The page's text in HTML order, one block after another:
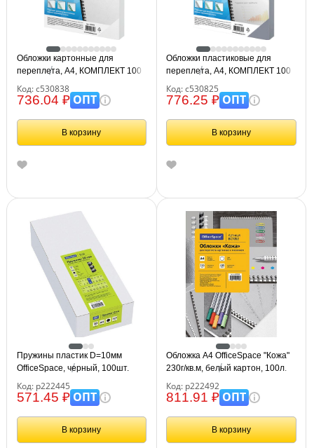
Обложки картонные для
переплета, А4, КОМПЛЕКТ 100
белые, BRAUBERG, 530838
Код: с530838
736.04 ₽ОПТ
В корзину
Обложки пластиковые для
переплета, А4, КОМПЛЕКТ 100
BRAUBERG, 530825
Код: с530825
776.25 ₽ОПТ
В корзину
Пружины пластик D=10мм
OfficeSpace, черный, 100шт.
Код: р222445
571.45 ₽ОПТ
В корзину
Обложка А4 OfficeSpace "Кожа"
230г/кв.м, белый картон, 100л.
Код: р222492
811.91 ₽ОПТ
В корзину